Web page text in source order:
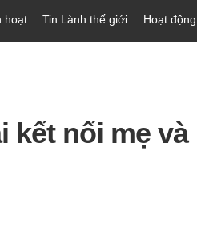
hoạt Tin Lành thế giới Hoạt động
kết nối mẹ và